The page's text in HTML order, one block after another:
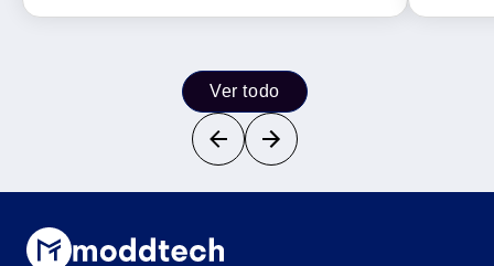
Ver todo